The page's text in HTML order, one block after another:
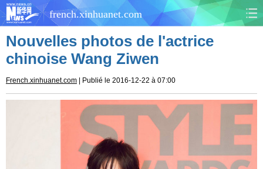
french.xinhuanet.com
CHINE MONDE
CULTURE SOCIÉTÉ
SCI&TECH PLANÈTE
Nouvelles photos de l'actrice
chinoise Wang Ziwen
French.xinhuanet.com | Publié le 2016-12-22 à 07:00